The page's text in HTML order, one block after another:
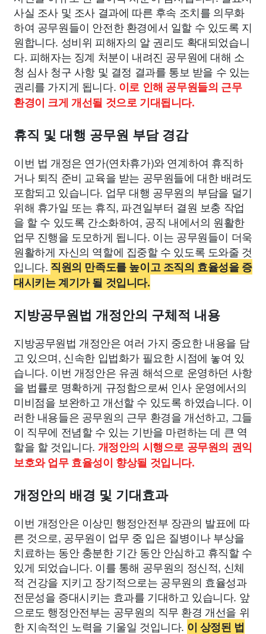
사실 조사 및 조사 결과에 따른 후속 조치를 의무화
하여 공무원들이 안전한 환경에서 일할 수 있도록 지
원합니다. 성비위 피해자의 알 권리도 확대되었습니
다. 피해자는 징계 처분이 내려진 공무원에 대해 소
청 심사 청구 사항 및 결정 결과를 통보 받을 수 있는
권리를 가지게 됩니다. 이로 인해 공무원들의 근무
환경이 크게 개선될 것으로 기대됩니다.
휴직 및 대행 공무원 부담 경감
이번 법 개정은 연가(연차휴가)와 연계하여 휴직하
거나 퇴직 준비 교육을 받는 공무원들에 대한 배려도
포함되고 있습니다. 업무 대행 공무원의 부담을 덜기
위해 휴가일 또는 휴직, 파견일부터 결원 보충 작업
을 할 수 있도록 간소화하여, 공직 내에서의 원활한
업무 진행을 도모하게 됩니다. 이는 공무원들이 더욱
원활하게 자신의 역할에 집중할 수 있도록 도와줄 것
입니다. 직원의 만족도를 높이고 조직의 효율성을 증
대시키는 계기가 될 것입니다.
지방공무원법 개정안의 구체적 내용
지방공무원법 개정안은 여러 가지 중요한 내용을 담
고 있으며, 신속한 입법화가 필요한 시점에 놓여 있
습니다. 이번 개정안은 유권 해석으로 운영하던 사항
을 법률로 명확하게 규정함으로써 인사 운영에서의
미비점을 보완하고 개선할 수 있도록 하였습니다. 이
러한 내용들은 공무원의 근무 환경을 개선하고, 그들
이 직무에 전념할 수 있는 기반을 마련하는 데 큰 역
할을 할 것입니다. 개정안의 시행으로 공무원의 권익
보호와 업무 효율성이 향상될 것입니다.
개정안의 배경 및 기대효과
이번 개정안은 이상민 행정안전부 장관의 발표에 따
른 것으로, 공무원이 업무 중 입은 질병이나 부상을
치료하는 동안 충분한 기간 동안 안심하고 휴직할 수
있게 되었습니다. 이를 통해 공무원의 정신적, 신체
적 건강을 지키고 장기적으로는 공무원의 효율성과
전문성을 증대시키는 효과를 기대하고 있습니다. 앞
으로도 행정안전부는 공무원의 직무 환경 개선을 위
한 지속적인 노력을 기울일 것입니다. 이 상정된 법